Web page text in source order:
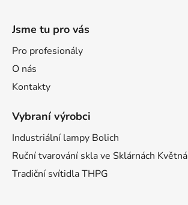
Jsme tu pro vás
Pro profesionály
O nás
Kontakty
Vybraní výrobci
Industriální lampy Bolich
Ruční tvarování skla ve Sklárnách Květná
Tradiční svítidla THPG